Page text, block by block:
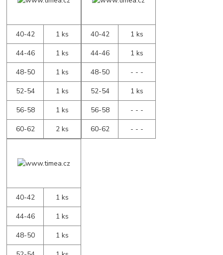
40-42
1 ks
44-46
1 ks
48-50
1 ks
52-54
1 ks
56-58
1 ks
60-62
2 ks
40-42
1 ks
44-46
1 ks
48-50
- - -
52-54
1 ks
56-58
- - -
60-62
- - -
40-42
1 ks
44-46
1 ks
48-50
1 ks